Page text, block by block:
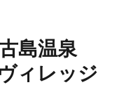
島温泉
ィレッジ